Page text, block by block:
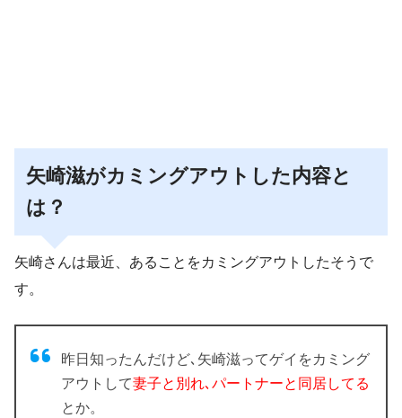
矢崎滋がカミングアウトした内容と
は？
矢崎さんは最近、あることをカミングアウトしたそうで
す。
昨日知ったんだけど､矢崎滋ってゲイをカミング
アウトして妻子と別れ､パートナーと同居してる
とか。